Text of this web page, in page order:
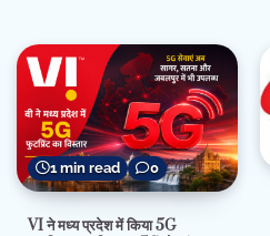
1 min read 0
VI ने मध्य प्रदेश में किया 5G